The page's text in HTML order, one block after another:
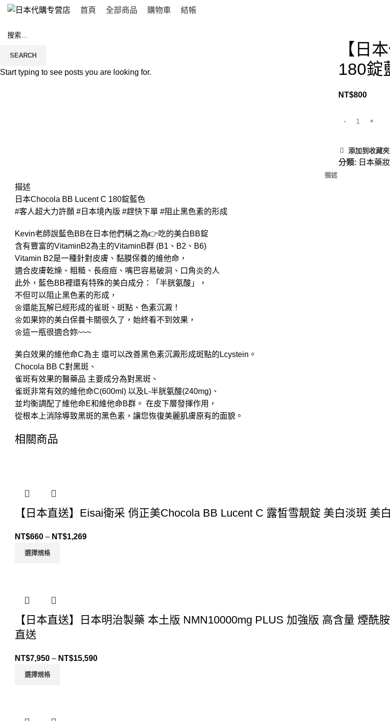
首頁 全部商品 購物車 結帳
【日
180錠
NT$800
添加到收藏夾
分類: 日本藥妝
描述
描述
日本Chocola BB Lucent C 180錠藍色
#客人超大力許願 #日本境內版 #趕快下單 #阻止黑色素的形成
Kevin老師說藍色BB在日本他們稱之為👉吃的美白BB錠
含有豐富的VitaminB2為主的VitaminB群 (B1、B2、B6)
Vitamin B2是一種針對皮膚、黏膜保養的維他命，
適合皮膚乾燥、粗糙、長痘痘、嘴巴容易破洞、口角炎的人
此外，藍色BB裡還有特殊的美白成分：「半胱氨酸」，
不但可以阻止黑色素的形成，
🌼還能瓦解已經形成的雀斑、斑點、色素沉澱！
🌼如果妳的美白保養卡關很久了，始終看不到效果，
🌼這一瓶很適合妳~~~
美白效果的維他命C為主 還可以改善黑色素沉澱形成斑點的Lcystein。
Chocola BB C對黑斑、
雀斑有效果的醫藥品 主要成分為對黑斑、
雀斑非常有效的維他命C(600ml) 以及L-半胱氨酸(240mg)、
並均衡調配了維他命E和維他命B群。 在皮下層發揮作用，
從根本上消除導致黑斑的黑色素，讓您恢復美麗肌膚原有的面貌。
相關商品
【日本直送】Eisai衛采 俏正美Chocola BB Lucent C 露皙雪靚錠 美白淡斑 美
NT$660 – NT$1,269
選擇規格
【日本直送】日本明治製藥 本土版 NMN10000mg PLUS 加強版 高含量 煙
直送
NT$7,950 – NT$15,590
選擇規格
SEARCH
Start typing to see posts you are looking for.